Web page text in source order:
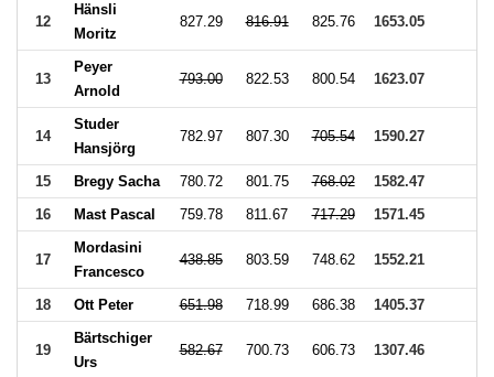
12
Hänsli
Moritz
827.29 816.91 825.76 1653.05
13
Peyer
Arnold
793.00 822.53 800.54 1623.07
14
Studer
Hansjörg
782.97 807.30 705.54 1590.27
15 Bregy Sacha 780.72 801.75 768.02
1582.47
16
Mast Pascal 759.78 811.67 717.29 1571.45
17
Mordasini
Francesco
438.85 803.59 748.62 1552.21
18 Ott Peter 651.98 718.99 686.38 1405.37
19
Bärtschiger
Urs
582.67 700.73 606.73 1307.46